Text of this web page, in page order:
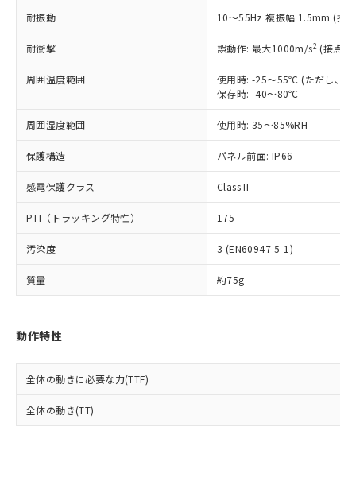
耐振動 10～55Hz 複振幅 1.5mm (接
耐衝撃 誤動作: 最大1000m/s2 (接点
周囲温度範囲
使用時: -25～55℃ (ただし、氷
保存時: -40～80℃
周囲湿度範囲 使用時: 35～85%RH
保護構造 パネル前面: IP66
感電保護クラス Class II
PTI（トラッキング特性） 175
汚染度 3 (EN60947-5-1)
質量 約75g
動作特性
全体の動きに必要な力(TTF)
全体の動き(TT)
記載している更新日時点での社内デー
タに基づき作成されるものであり、閲
覧された時点での実際の在庫および標
準価格とは異なる場合があることをご
正式な納期状況および標準価格はお客
様のお取引先、またはお客様担当のオ
ムロン制御機器販売店・当社販売員に
オムロン制御機器販売店や当社販売拠
販売ネットワーク
」をご確認
ください。
在庫状況および標準価格結果を当社の
事前の承諾なく第三者に漏洩または開
示しないようお願いします。
マイパーツ機能（部品リスト作成サー
ビス）をご利用いただくには、I-Web
メンバーズにご登録されている必要が
および当社の共同利用者が、当社の製
品・サービスに関するお客様との取
をご了承ください。
※当社の共同利用者とは、"個人情報
鉛(Pb) 1000ppm以下、 水銀(Hg) 1000ppm以下、 カド
六価クロム(Cr(Ⅵ)) 1000ppm以下、ポリ臭化ビフェニル
類(PBB) 1000ppm以下、ポリ臭化ジフェニルエーテル類
(PBDE) 1000ppm以下、フタル酸ビス(2-エチルヘキシ
ル) (DEHP)(別名：DOP) 1000ppm以下、フタル酸ブチ
ルベンジル（BBP） 1000ppm以下、フタル酸ジブチル
（DBP） 1000ppm以下、フタル酸ジイソブチル
(DIBP) 1000ppm以下
但し、RoHS指令で産業用監視および制御機器に対する
適用除外項目は除く。
フタル酸エステル類の４物質については閾値を超える意
図的な使用がないことを確認しています。
※2 対応予定月
部品在庫の切り替え状況などにより、予定
月が前後することがあります。
下記の非含有証明書をダウンロードするこ
とができます。
EU RoHS指令（10物質）の非含有証明書
*中国RoHS10物質の基準値 (GB/T26572)：
Pb(鉛) :1000ppm、 Hg(水銀) : 1000ppm、 Cd(カドミウ
Cr(Ⅵ)(六価クロム) : 1000ppm、 PBBs(ポリ臭化ビフェ
ニル類) : 1000ppm、 PBDEs(ポリ臭化ジフェニルエーテ
ル) : 1000ppm、
DEHP(フタル酸ビス(2-エチルヘキシル)) : 1000ppm
※2 環境保護使用期限
「ｅ」：有害物質（10物質）のすべてが基
準値以下であることを示します。
「10」：通常の使用状況下において有害物
質が外部に漏えいし、環境に深刻な影響を
及ぼさない年数を意味します。
（以下｢規制貨物等」という）を輸出
または国外への提供する場合は、日本
国政府の輸出許可(または役務取引許
可)を取得するなどの必要な手続きを
当社は規制貨物を破棄する場合は、完
全に破砕するなど、違法に輸出されな
いよう必要な手段を講じます。
当社は貴社製品を、核兵器、ミサイ
ル、化学兵器、生物兵器またはその他
武器並びにこれらの製造装置等に一切
使用いたしません。
当社は、貴社製品を第三者に販売する
場合は、上記1、2および3の内容を当
該第三者に通知します。また当社は、
販売先および販売に係わる関係者が違
法に輸出するおそれがある場合は、取
り引きをいたしません。
○ 一定数以上の在庫あり
△ 一定数には満たないが在庫あり
在庫なし(最新の在庫状況につ
いては、お客様のお取引先、ま
たはお客様担当のオムロン制御
機器販売店・当社販売員にご確
認ください)
受注生産機種、また在庫状況の
情報を公開していない機種